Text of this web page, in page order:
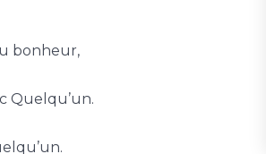
bonheur,
Quelqu’un.